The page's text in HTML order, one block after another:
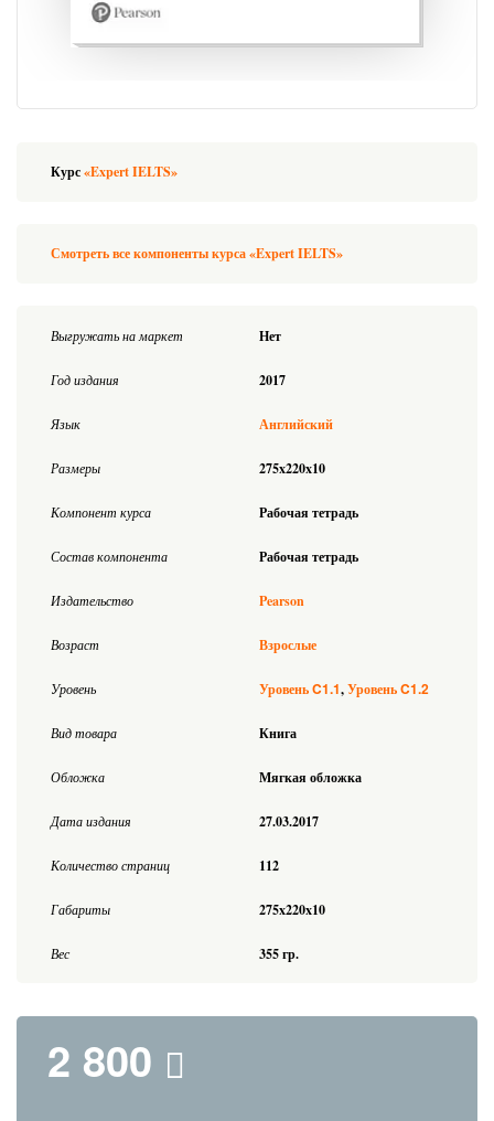
Курс«Expert IELTS»
Смотреть все компоненты курса «Expert IELTS»
Выгружать на маркет Нет
Год издания 2017
Язык Английский
Размеры 275x220x10
Компонент курса Рабочая тетрадь
Состав компонента Рабочая тетрадь
Издательство Pearson
Возраст Взрослые
Уровень УровеньC1.1 УровеньC1.2
Вид товара Книга
Обложка Мягкая обложка
Дата издания 27.03.2017
Количество страниц 112
Габариты 275x220x10
Вес 355 гр.
2 800